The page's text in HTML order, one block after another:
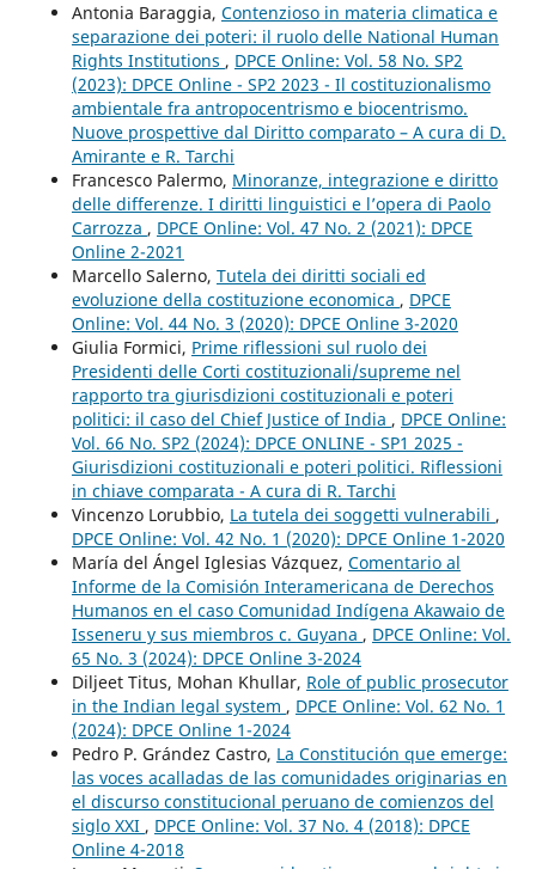
Antonia Baraggia, Contenzioso in materia climatica e
separazione dei poteri: il ruolo delle National Human
Rights Institutions , DPCE Online: Vol. 58 No. SP2
(2023): DPCE Online - SP2 2023 - Il costituzionalismo
ambientale fra antropocentrismo e biocentrismo.
Nuove prospettive dal Diritto comparato – A cura di D.
Amirante e R. Tarchi
Francesco Palermo, Minoranze, integrazione e diritto
delle differenze. I diritti linguistici e l’opera di Paolo
Carrozza , DPCE Online: Vol. 47 No. 2 (2021): DPCE
Online 2-2021
Marcello Salerno, Tutela dei diritti sociali ed
evoluzione della costituzione economica , DPCE
Online: Vol. 44 No. 3 (2020): DPCE Online 3-2020
Giulia Formici, Prime riflessioni sul ruolo dei
Presidenti delle Corti costituzionali/supreme nel
rapporto tra giurisdizioni costituzionali e poteri
politici: il caso del Chief Justice of India , DPCE Online:
Vol. 66 No. SP2 (2024): DPCE ONLINE - SP1 2025 -
Giurisdizioni costituzionali e poteri politici. Riflessioni
in chiave comparata - A cura di R. Tarchi
Vincenzo Lorubbio, La tutela dei soggetti vulnerabili ,
DPCE Online: Vol. 42 No. 1 (2020): DPCE Online 1-2020
María del Ángel Iglesias Vázquez, Comentario al
Informe de la Comisión Interamericana de Derechos
Humanos en el caso Comunidad Indígena Akawaio de
Isseneru y sus miembros c. Guyana , DPCE Online: Vol.
65 No. 3 (2024): DPCE Online 3-2024
Diljeet Titus, Mohan Khullar, Role of public prosecutor
in the Indian legal system , DPCE Online: Vol. 62 No. 1
(2024): DPCE Online 1-2024
Pedro P. Grández Castro, La Constitución que emerge:
las voces acalladas de las comunidades originarias en
el discurso constitucional peruano de comienzos del
siglo XXI , DPCE Online: Vol. 37 No. 4 (2018): DPCE
Online 4-2018